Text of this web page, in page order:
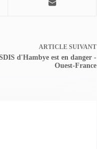
ARTICLE SUIVANT
d'Hambye est en danger -
Ouest-France